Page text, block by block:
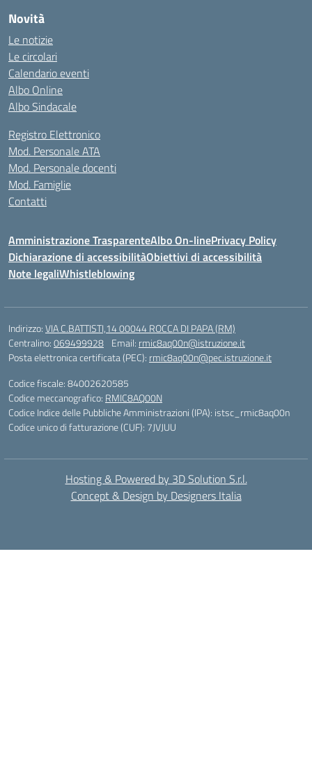
Novità
Le notizie
Le circolari
Calendario eventi
Albo Online
Albo Sindacale
Registro Elettronico
Mod. Personale ATA
Mod. Personale docenti
Mod. Famiglie
Contatti
Amministrazione TrasparenteAlbo On-linePrivacy Policy
Dichiarazione di accessibilitàObiettivi di accessibilità
Note legaliWhistleblowing
Indirizzo:VIA C.BATTISTI,14 00044 ROCCA DI PAPA (RM)
Centralino:069499928 Email: rmic8aq00n@istruzione.it
Posta elettronica certificata (PEC): rmic8aq00n@pec.istruzione.it
Codice fiscale: 84002620585
Codice meccanografico: RMIC8AQ00N
Codice Indice delle Pubbliche Amministrazioni (IPA): istsc_rmic8aq00n
Codice unico di fatturazione (CUF): 7JVJUU
Hosting & Powered by 3D Solution S.r.l.
Concept & Design by Designers Italia